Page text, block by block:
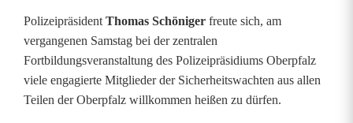
r
r
e
i
Polizeipräsident Thomas Schöniger freute sich, am
vergangenen Samstag bei der zentralen
Fortbildungsveranstaltung des Polizeipräsidiums Oberpfalz
viele engagierte Mitglieder der Sicherheitswachten aus allen
Teilen der Oberpfalz willkommen heißen zu dürfen.